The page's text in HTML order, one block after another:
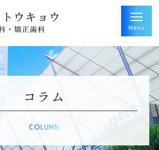
コラム
COLUMN